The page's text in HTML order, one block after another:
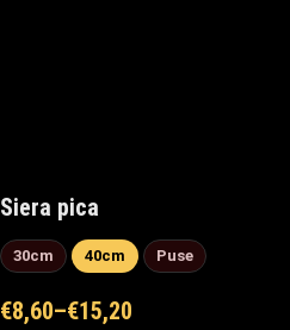
Siera pica
30cm 40cm Puse
€8,60–€15,20